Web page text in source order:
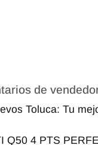
de
Toluca: Tu
Q50 4 PTS